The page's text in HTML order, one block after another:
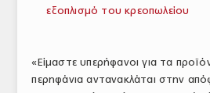
ΕΥΡΩΠΑΪΚΗ ΝΟΜΟΘΕΣΙΑ
Profile
εξοπλισμό του κρεοπωλείου
«Είμαστε υπερήφανοι για τα
περηφάνια αντανακλάται στην